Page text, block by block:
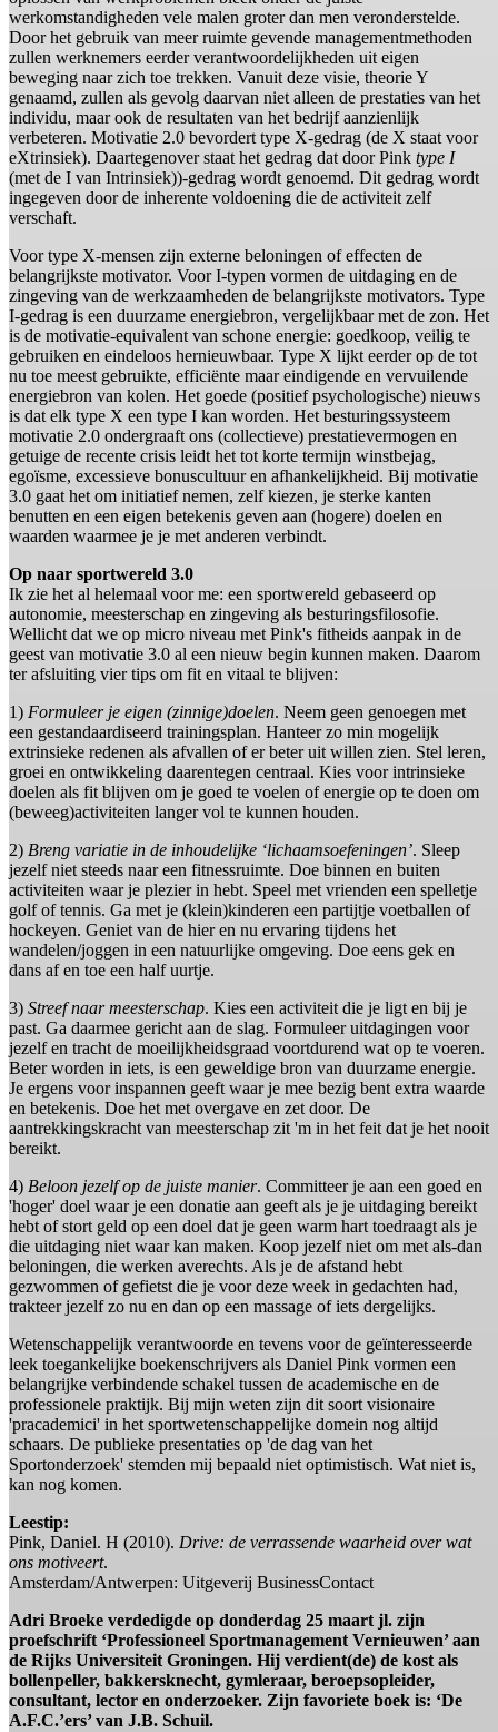
werkomstandigheden vele malen groter dan men veronderstelde.
Door het gebruik van meer ruimte gevende managementmethoden
zullen werknemers eerder verantwoordelijkheden uit eigen
beweging naar zich toe trekken. Vanuit deze visie, theorie Y
genaamd, zullen als gevolg daarvan niet alleen de prestaties van het
individu, maar ook de resultaten van het bedrijf aanzienlijk
verbeteren. Motivatie 2.0 bevordert type X-gedrag (de X staat voor
eXtrinsiek). Daartegenover staat het gedrag dat door Pink type I
(met de I van Intrinsiek))-gedrag wordt genoemd. Dit gedrag wordt
ingegeven door de inherente voldoening die de activiteit zelf
verschaft.
Voor type X-mensen zijn externe beloningen of effecten de
belangrijkste motivator. Voor I-typen vormen de uitdaging en de
zingeving van de werkzaamheden de belangrijkste motivators. Type
I-gedrag is een duurzame energiebron, vergelijkbaar met de zon. Het
is de motivatie-equivalent van schone energie: goedkoop, veilig te
gebruiken en eindeloos hernieuwbaar. Type X lijkt eerder op de tot
nu toe meest gebruikte, efficiënte maar eindigende en vervuilende
energiebron van kolen. Het goede (positief psychologische) nieuws
is dat elk type X een type I kan worden. Het besturingssysteem
motivatie 2.0 ondergraaft ons (collectieve) prestatievermogen en
getuige de recente crisis leidt het tot korte termijn winstbejag,
egoïsme, excessieve bonuscultuur en afhankelijkheid. Bij motivatie
3.0 gaat het om initiatief nemen, zelf kiezen, je sterke kanten
benutten en een eigen betekenis geven aan (hogere) doelen en
waarden waarmee je je met anderen verbindt.
Op naar sportwereld 3.0
Ik zie het al helemaal voor me: een sportwereld gebaseerd op
autonomie, meesterschap en zingeving als besturingsfilosofie.
Wellicht dat we op micro niveau met Pink's fitheids aanpak in de
geest van motivatie 3.0 al een nieuw begin kunnen maken. Daarom
ter afsluiting vier tips om fit en vitaal te blijven:
1) Formuleer je eigen (zinnige)doelen. Neem geen genoegen met
een gestandaardiseerd trainingsplan. Hanteer zo min mogelijk
extrinsieke redenen als afvallen of er beter uit willen zien. Stel leren,
groei en ontwikkeling daarentegen centraal. Kies voor intrinsieke
doelen als fit blijven om je goed te voelen of energie op te doen om
(beweeg)activiteiten langer vol te kunnen houden.
2) Breng variatie in de inhoudelijke ‘lichaamsoefeningen’. Sleep
jezelf niet steeds naar een fitnessruimte. Doe binnen en buiten
activiteiten waar je plezier in hebt. Speel met vrienden een spelletje
golf of tennis. Ga met je (klein)kinderen een partijtje voetballen of
hockeyen. Geniet van de hier en nu ervaring tijdens het
wandelen/joggen in een natuurlijke omgeving. Doe eens gek en
dans af en toe een half uurtje.
3) Streef naar meesterschap. Kies een activiteit die je ligt en bij je
past. Ga daarmee gericht aan de slag. Formuleer uitdagingen voor
jezelf en tracht de moeilijkheidsgraad voortdurend wat op te voeren.
Beter worden in iets, is een geweldige bron van duurzame energie.
Je ergens voor inspannen geeft waar je mee bezig bent extra waarde
en betekenis. Doe het met overgave en zet door. De
aantrekkingskracht van meesterschap zit 'm in het feit dat je het nooit
bereikt.
4) Beloon jezelf op de juiste manier. Committeer je aan een goed en
'hoger' doel waar je een donatie aan geeft als je je uitdaging bereikt
hebt of stort geld op een doel dat je geen warm hart toedraagt als je
die uitdaging niet waar kan maken. Koop jezelf niet om met als-dan
beloningen, die werken averechts. Als je de afstand hebt
gezwommen of gefietst die je voor deze week in gedachten had,
trakteer jezelf zo nu en dan op een massage of iets dergelijks.
Wetenschappelijk verantwoorde en tevens voor de geïnteresseerde
leek toegankelijke boekenschrijvers als Daniel Pink vormen een
belangrijke verbindende schakel tussen de academische en de
professionele praktijk. Bij mijn weten zijn dit soort visionaire
'pracademici' in het sportwetenschappelijke domein nog altijd
schaars. De publieke presentaties op 'de dag van het
Sportonderzoek' stemden mij bepaald niet optimistisch. Wat niet is,
kan nog komen.
Leestip:
Pink, Daniel. H (2010). Drive: de verrassende waarheid over wat
ons motiveert.
Amsterdam/Antwerpen: Uitgeverij BusinessContact
Adri Broeke verdedigde op donderdag 25 maart jl. zijn
proefschrift ‘Professioneel Sportmanagement Vernieuwen’ aan
de Rijks Universiteit Groningen. Hij verdient(de) de kost als
bollenpeller, bakkersknecht, gymleraar, beroepsopleider,
consultant, lector en onderzoeker. Zijn favoriete boek is: ‘De
A.F.C.’ers’ van J.B. Schuil.